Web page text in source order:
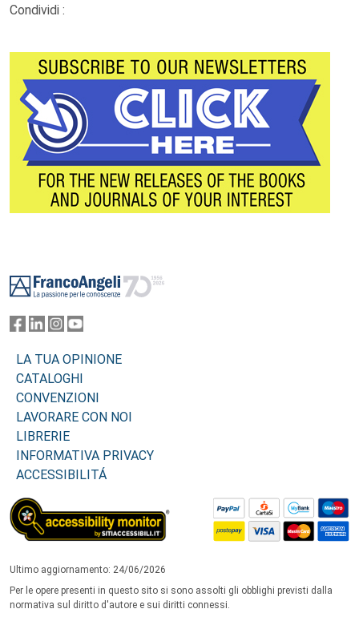
Condividi :
LA TUA OPINIONE
CATALOGHI
CONVENZIONI
LAVORARE CON NOI
LIBRERIE
INFORMATIVA PRIVACY
ACCESSIBILITÁ
Ultimo aggiornamento: 24/06/2026
Per le opere presenti in questo sito si sono assolti gli obblighi previsti dalla
normativa sul diritto d'autore e sui diritti connessi.